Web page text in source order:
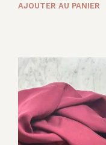
AJOUTER AU PANIER